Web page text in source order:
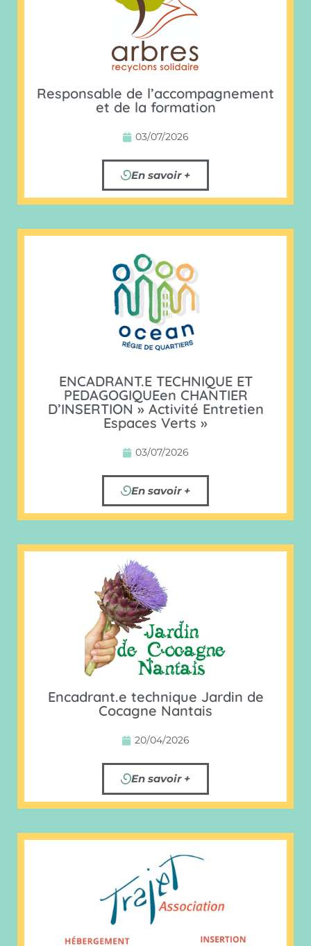
Responsable de l’accompagnement
et de la formation
03/07/2026
En savoir +
ENCADRANT.E TECHNIQUE ET
PEDAGOGIQUEen CHANTIER
D’INSERTION » Activité Entretien
Espaces Verts »
03/07/2026
En savoir +
Encadrant.e technique Jardin de
Cocagne Nantais
20/04/2026
En savoir +